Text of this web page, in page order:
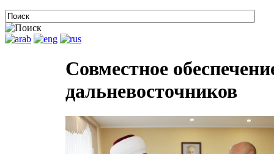
Совместное
дальневосточников